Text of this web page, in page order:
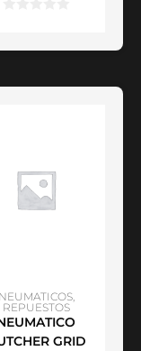
AL CARRITO
NEUMATICOS,
REPUESTOS
GRID